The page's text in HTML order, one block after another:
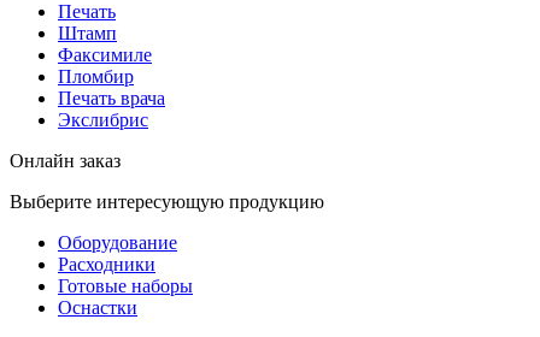
Печать
Штамп
Факсимиле
Пломбир
Печать врача
Экслибрис
Онлайн заказ
Выберите интересующую продукцию
Оборудование
Расходники
Готовые наборы
Оснастки